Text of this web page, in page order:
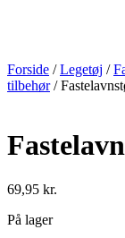
Forside /Legetøj /
tilbehør/
69,95 kr.
På lager